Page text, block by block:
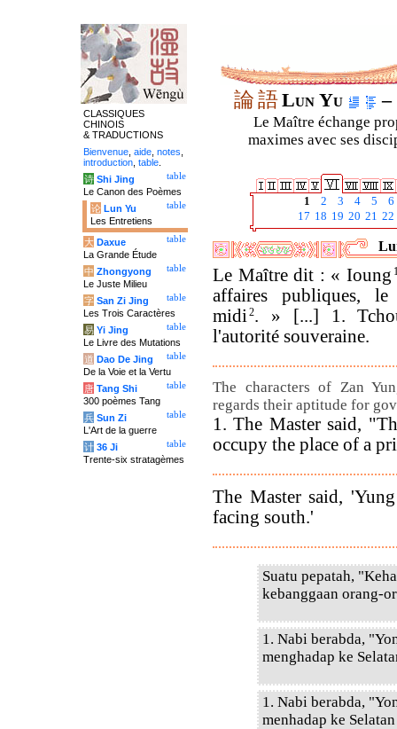
論語Lun Yu –
Le Maître échange
maximes avec ses
1 2 3 4 5
6
17 18 19 20 21 22
Le Maître dit : « Ioung
affaires publiques,
midi 2. » [...]
1.
l'autorité souveraine.
The characters of Zan
regards their aptitude for
1. The Master said,
occupy the place of a
The Master said,
facing south.'
Suatu pepatah,
kebanggaan orang-
1. Nabi berabda,
menghadap ke
1. Nabi berabda,
menhadap ke
CLASSIQUES
CHINOIS
& TRADUCTIONS
Bienvenue aide notes
introduction table
table
诗 Shi Jing
Le Canon des Poèmes
table
论 Lun Yu
Les Entretiens
table
大 Daxue
La Grande Étude
table
中 Zhongyong
Le Juste Milieu
table
字 San Zi Jing
Les Trois Caractères
table
易 Yi Jing
Le Livre des Mutations
table
道 Dao De Jing
De la Voie et la Vertu
table
唐 Tang Shi
300 poèmes Tang
table
兵 Sun Zi
L'Art de la guerre
table
计 36 Ji
Trente-six stratagèmes